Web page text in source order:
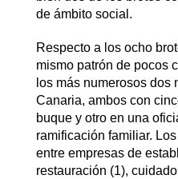
de ámbito social.
Respecto a los ocho
mismo patrón de pocos
los más numerosos dos
Canaria, ambos con
buque y otro en una
ramificación familiar.
entre empresas de
restauración (1),